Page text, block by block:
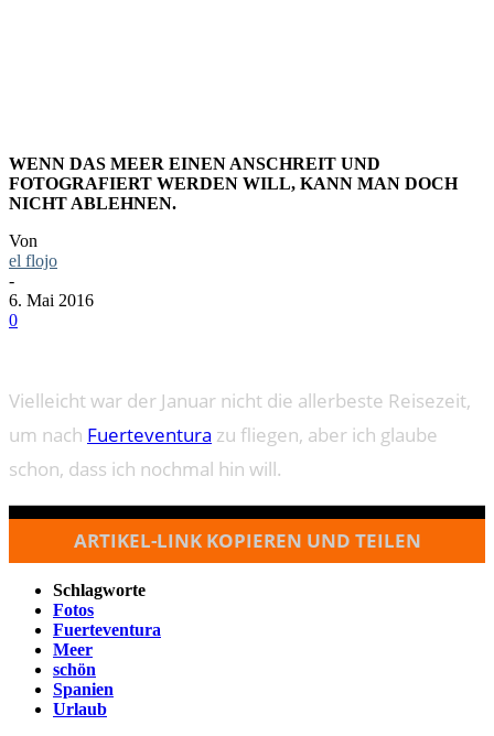
WENN DAS MEER EINEN ANSCHREIT UND
FOTOGRAFIERT WERDEN WILL, KANN MAN DOCH
NICHT ABLEHNEN.
Von
el flojo
-
6. Mai 2016
0
Vielleicht war der Januar nicht die allerbeste Reisezeit,
um nach Fuerteventura zu fliegen, aber ich glaube
schon, dass ich nochmal hin will.
ARTIKEL-LINK KOPIEREN UND TEILEN
Schlagworte
Fotos
Fuerteventura
Meer
schön
Spanien
Urlaub